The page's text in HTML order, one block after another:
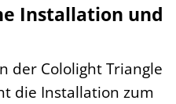
Installation und
der Cololight Triangle
die Installation zum